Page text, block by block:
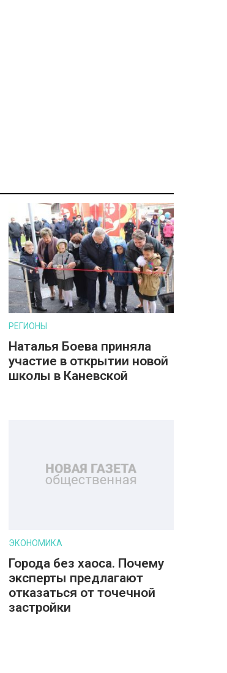
РЕГИОНЫ
Наталья Боева приняла
участие в открытии новой
школы в Каневской
ЭКОНОМИКА
Города без хаоса. Почему
эксперты предлагают
отказаться от точечной
застройки